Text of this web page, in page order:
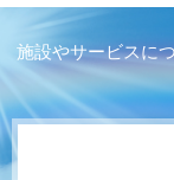
施設やサービスに